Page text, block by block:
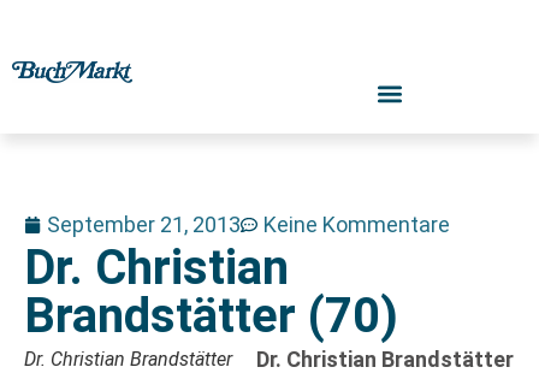
September 21, 2013 Keine Kommentare
Dr. Christian
Brandstätter (70)
Dr. Christian Brandstätter
Dr. Christian Brandstätter